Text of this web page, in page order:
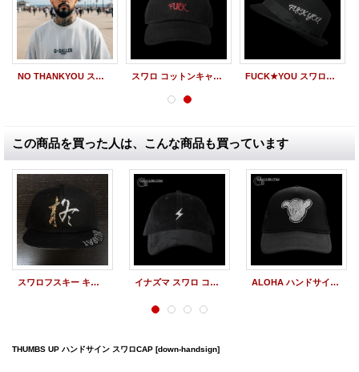
NO THANKYOU スマイル コットンキャップ スワロ コットンキャップ FUCK レッド FUCK★YOU スワロフスキー ハット
この商品を買った人は、こんな商品も買っています
スワロフスキー キャップ 漢字 スワロ オーダー スワロ CAP イナズマ スワロ コーデュロイCAP ALOHA ハンドサイン スワロCAP
THUMBS UP ハンドサイン スワロCAP [down-handsign]